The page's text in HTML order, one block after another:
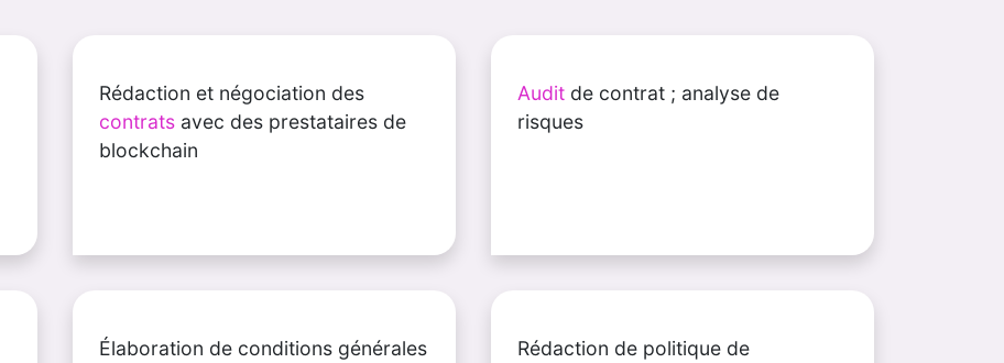
Rédaction et négociation des
contrats avec des prestataires de
blockchain
Audit de contrat ; analyse de
risques
Élaboration de conditions générales
Rédaction de politique de